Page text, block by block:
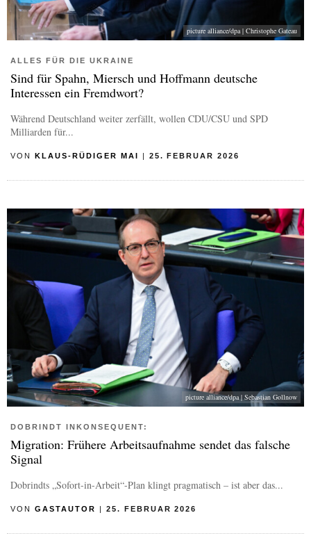
picture alliance/dpa | Christophe Gateau
ALLES FÜR DIE UKRAINE
Sind für Spahn, Miersch und Hoffmann deutsche
Interessen ein Fremdwort?
Während Deutschland weiter zerfällt, wollen CDU/CSU und SPD
Milliarden für...
VON KLAUS-RÜDIGER MAI | 25. FEBRUAR 2026
picture alliance/dpa | Sebastian Gollnow
DOBRINDT INKONSEQUENT:
Migration: Frühere Arbeitsaufnahme sendet das falsche
Signal
Dobrindts „Sofort-in-Arbeit“-Plan klingt pragmatisch – ist aber das...
VON GASTAUTOR | 25. FEBRUAR 2026